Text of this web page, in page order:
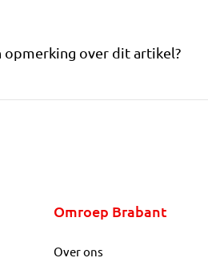
opmerking over dit artikel?
Omroep Brabant
Over ons